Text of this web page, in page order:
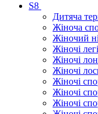
S8
Дитяча
Жіноча
Жіночий
Жіночі
Жіночі
Жіночі
Жіночі
Жіночі
Жіночі